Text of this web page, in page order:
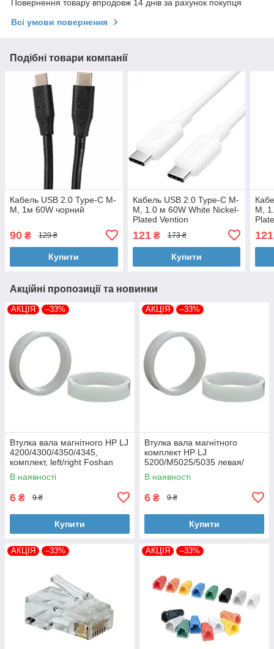
Повернення товару впродовж 14 днів за рахунок покупця
Всі умови повернення
Подібні товари компанії
Кабель USB 2.0 Type-C M-
M, 1м 60W чорний
90 ₴ 129 ₴
Купити
Кабель USB 2.0 Type-C M-
M, 1.0 м 60W White Nickel-
Plated Vention
121₴ 173 ₴
Купити
M,
121
Акційні пропозиції та новинки
АКЦІЯ –33%
Втулка вала магнітного HP LJ
4200/4300/4350/4345,
комплект, left/right Foshan
(MAG-1338A-BSH-Foshan)
В наявності
6 ₴ 9 ₴
Купити
АКЦІЯ –33%
Втулка вала магнітного
комплект HP LJ
5200/M5025/5035 левая/
правая Foshan (MAG-7516A-
BSH-Foshan)
В наявності
6 ₴ 9 ₴
Купити
АКЦІЯ –33% АКЦІЯ –33%